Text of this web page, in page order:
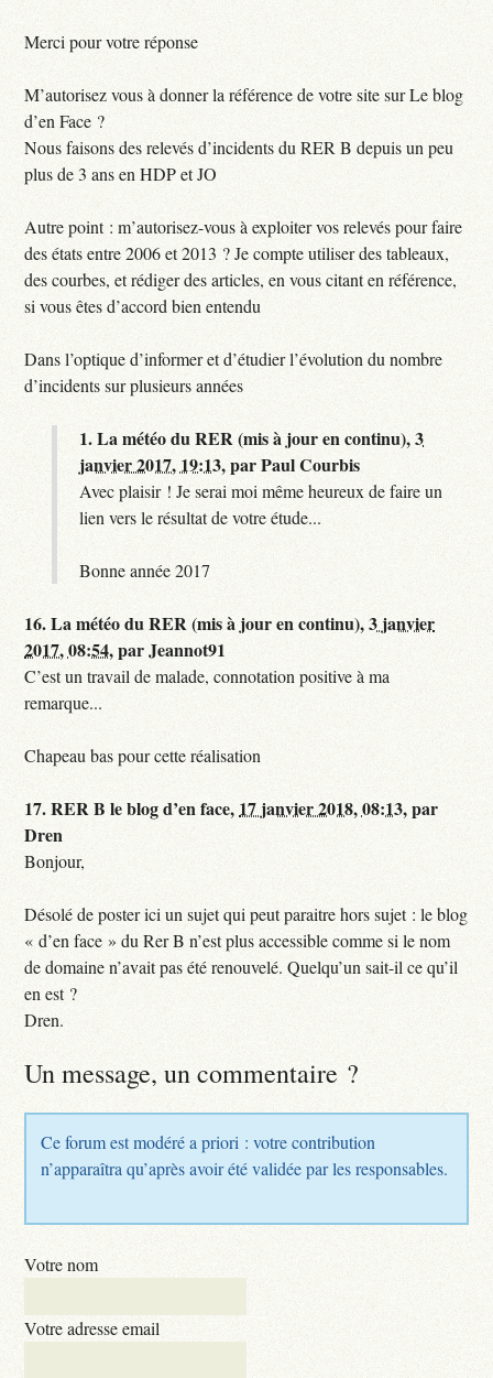
Merci pour votre réponse
M’autorisez vous à donner la référence de votre site sur Le blog
d’en Face ?
Nous faisons des relevés d’incidents du RER B depuis un peu
plus de 3 ans en HDP et JO
Autre point : m’autorisez-vous à exploiter vos relevés pour faire
des états entre 2006 et 2013 ? Je compte utiliser des tableaux,
des courbes, et rédiger des articles, en vous citant en référence,
si vous êtes d’accord bien entendu
Dans l’optique d’informer et d’étudier l’évolution du nombre
d’incidents sur plusieurs années
1.La météo du RER (mis à jour en continu),3
janvier 2017, 19:13,parPaul Courbis
Avec plaisir ! Je serai moi même heureux de faire un
lien vers le résultat de votre étude...
Bonne année 2017
16.La météo du RER (mis à jour en continu),3 janvier
2017, 08:54,parJeannot91
C’est un travail de malade, connotation positive à ma
remarque...
Chapeau bas pour cette réalisation
17.RER B le blog d’en face, 17 janvier 2018, 08:13,par
Dren
Bonjour,
Désolé de poster ici un sujet qui peut paraitre hors sujet : le blog
« d’en face » du Rer B n’est plus accessible comme si le nom
de domaine n’avait pas été renouvelé. Quelqu’un sait-il ce qu’il
en est ?
Dren.
Un message, un commentaire ?
Ce forum est modéré a priori : votre contribution
n’apparaîtra qu’après avoir été validée par les responsables.
Votre nom
Votre adresse email